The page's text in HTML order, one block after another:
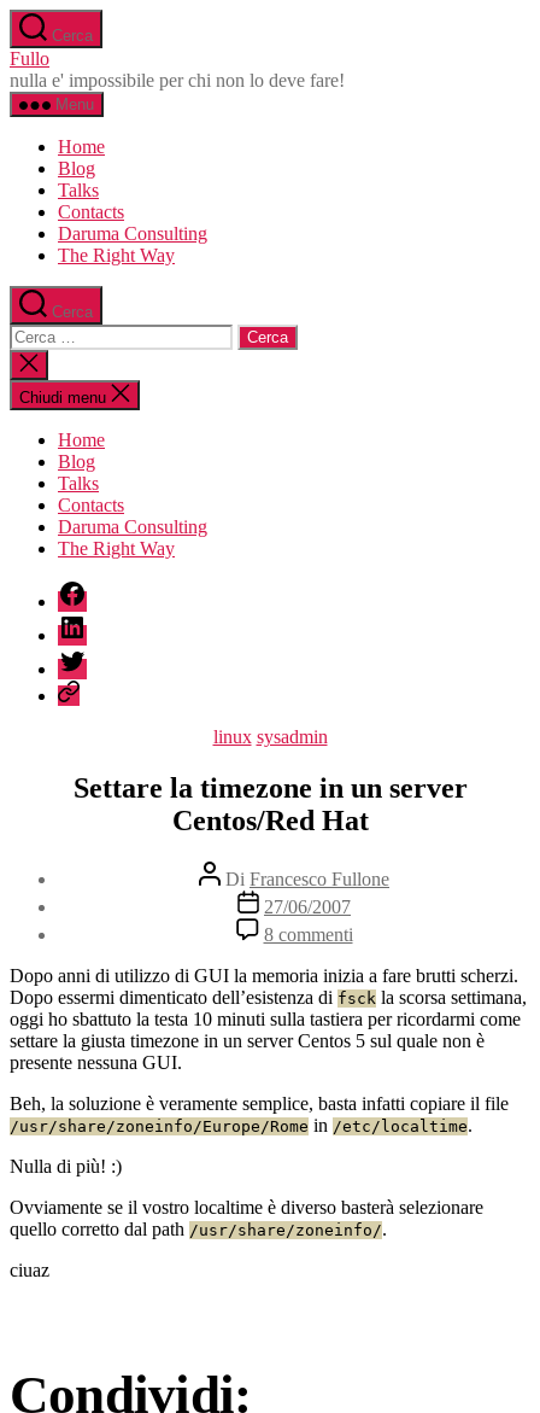
Salta
al
contenuto
Cerca
Fullo
nulla e' impossibile per chi non lo deve fare!
Menu
Home
Blog
Talks
Contacts
Daruma Consulting
The Right Way
Cerca
Cerca:
Chiudi
la
ricerca
Chiudi menu
Home
Blog
Talks
Contacts
Daruma Consulting
The Right Way
fb
linkedin
twitter
sessionize
Categorie
linux sysadmin
Settare la timezone in un server
Centos/Red Hat
Autore
articolo
Di Francesco Fullone
Data
dell'articolo
27/06/2007
8 commentisu
Settare
la
timezone
in
un
Hat
Dopo anni di utilizzo di GUI la memoria inizia a fare brutti scherzi.
Dopo essermi dimenticato dell’esistenza di fsck la scorsa settimana,
oggi ho sbattuto la testa 10 minuti sulla tastiera per ricordarmi come
settare la giusta timezone in un server Centos 5 sul quale non è
presente nessuna GUI.
Beh, la soluzione è veramente semplice, basta infatti copiare il file
/usr/share/zoneinfo/Europe/Rome in /etc/localtime.
Nulla di più! :)
Ovviamente se il vostro localtime è diverso basterà selezionare
quello corretto dal path /usr/share/zoneinfo/.
ciuaz
Condividi: